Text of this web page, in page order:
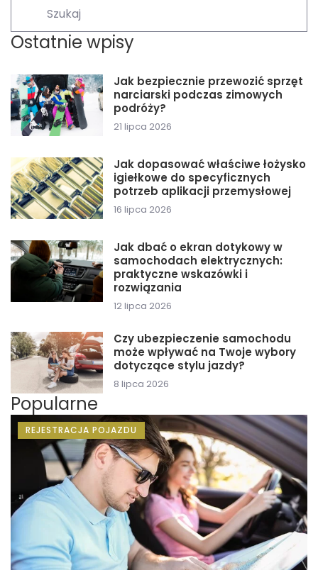
Ostatnie wpisy
Jak bezpiecznie przewozić sprzęt
narciarski podczas zimowych
podróży?
21 lipca 2026
Jak dopasować właściwe łożysko
igiełkowe do specyficznych
potrzeb aplikacji przemysłowej
16 lipca 2026
Jak dbać o ekran dotykowy w
samochodach elektrycznych:
praktyczne wskazówki i
rozwiązania
12 lipca 2026
Czy ubezpieczenie samochodu
może wpływać na Twoje wybory
dotyczące stylu jazdy?
8 lipca 2026
Popularne
REJESTRACJA POJAZDU